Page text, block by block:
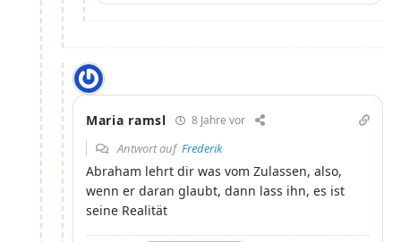
Maria ramsl 8 Jahre vor
Antwort auf Frederik
Abraham lehrt dir was vom Zulassen, also,
wenn er daran glaubt, dann lass ihn, es ist
seine Realität